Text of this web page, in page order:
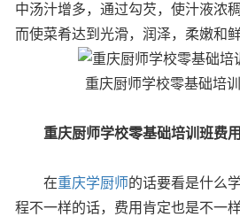
中汤汁增多，通过勾芡，使汁液浓
而使菜肴达到光滑，润泽，柔嫩和
重庆厨师学校零基础培
重庆厨师学校零基础培训班费
在重庆学厨师的话要看是什么
程不一样的话，费用肯定也是不一